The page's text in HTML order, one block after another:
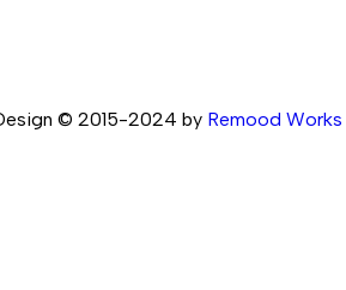
© 2015-2024 by Remood Works